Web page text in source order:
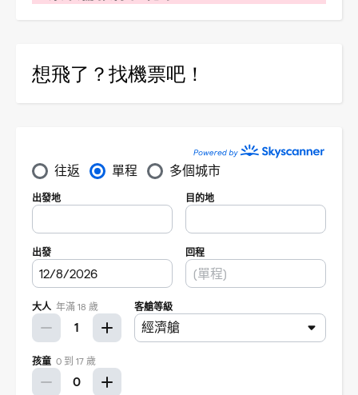
想飛了？找機票吧！